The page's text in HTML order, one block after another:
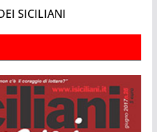
SICILIANI